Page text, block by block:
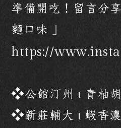
準備開吃！留言分
麵口味」
https://
❖公館汀州 ⏐ 青柚
❖新莊輔大 ⏐ 蝦香